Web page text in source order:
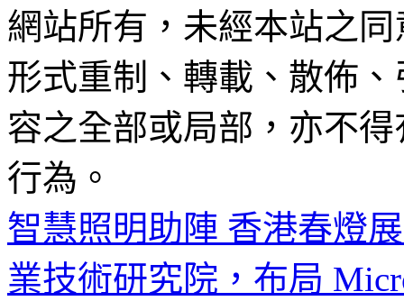
網站所有，未經本站之
形式重制、轉載、散佈
容之全部或局部，亦不
行為。
智慧照明助陣 香港春燈
業技術研究院，布局